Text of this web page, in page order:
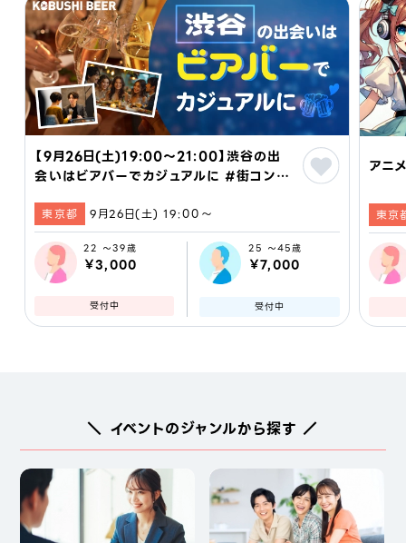
【9月26日(土)19:00～21:00】渋谷の出
会いはビアバーでカジュアルに #街コン #
人 #東京
東京都 9月26日(土) 19:00〜
22 ～39歳
￥3,000
受付中
25 ～45歳
￥7,000
受付中
アニ
東京
＼ イベントのジャンルから探す ／